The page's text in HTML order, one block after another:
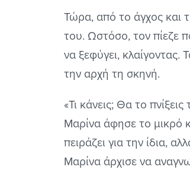
Τώρα, από το άγχος και
του. Ωστόσο, τον πίεζε
να ξεφύγει,
την αρχή τη σκηνή.
«Τι κάνεις; Θα το
Μαρίνα άφησε το μικρό
πειράζει για την ίδια,
Μαρίνα άρχισε να